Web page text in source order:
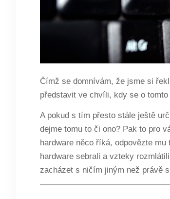
Čímž se domnívám, že jsme si
představit ve chvíli, kdy se o
A pokud s tím přesto stále ještě
dejme tomu to či ono? Pak to pro
hardware něco říká, odpovězte
hardware sebrali a vzteky
zacházet s ničím jiným než právě